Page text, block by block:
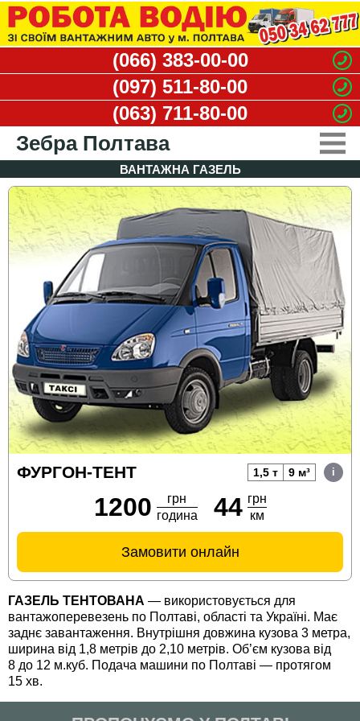
(066) 383-00-00
(097) 511-80-00
(063) 711-80-00
Зебра Полтава
ВАНТАЖНЕ ТАКСІ
ПОСЛУГИ ВАНТАЖНИКІВ
ДЕМОНТАЖНІ РОБОТИ
ВИВІЗ СМІТТЯ
ВАКАНСІЇ
КОНТАКТИ
КАБІНЕТ КЛІЄНТА
КАБІНЕТ ВОДІЯ
UA EN RU
ВАНТАЖНА ГАЗЕЛЬ
ФУРГОН-ТЕНТ 1,5 т 9 м³
1200
грн
година
44 грн
км
Замовити онлайн
ГАЗЕЛЬ ТЕНТОВАНА — використовується для
вантажоперевезень по Полтаві, області та Україні. Має
заднє завантаження. Внутрішня довжина кузова 3 метра,
ширина від 1,8 метрів до 2,10 метрів. Об’єм кузова від
8 до 12 м.куб. Подача машини по Полтаві — протягом
15 хв.